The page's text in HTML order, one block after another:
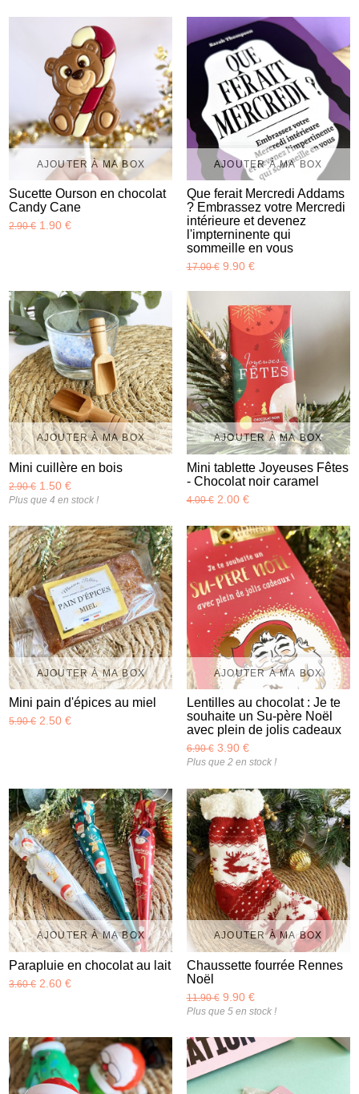
AJOUTER À MA BOX
Sucette Ourson en chocolat
Candy Cane
2.90 €1.90 €
AJOUTER À MA BOX
Que ferait Mercredi Addams
? Embrassez votre Mercredi
intérieure et devenez
l'impterninente qui
sommeille en vous
17.00 €9.90 €
AJOUTER À MA BOX
Mini cuillère en bois
2.90 €1.50 €
Plus que 4 en stock !
AJOUTER À MA BOX
Mini tablette Joyeuses Fêtes
- Chocolat noir caramel
4.00 €2.00 €
AJOUTER À MA BOX
Mini pain d'épices au miel
5.90 €2.50 €
AJOUTER À MA BOX
Lentilles au chocolat : Je te
souhaite un Su-père Noël
avec plein de jolis cadeaux
6.90 €3.90 €
Plus que 2 en stock !
AJOUTER À MA BOX
Parapluie en chocolat au lait
3.60 €2.60 €
AJOUTER À MA BOX
Chaussette fourrée Rennes
Noël
11.90 €9.90 €
Plus que 5 en stock !